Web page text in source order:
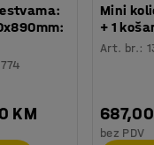
KM
Mini
+ 1
Art. br.:
bez PDV